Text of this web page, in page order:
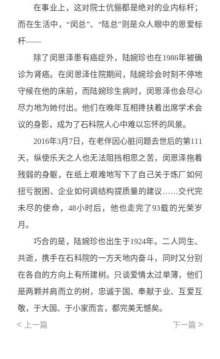
在事业上，这对院士伉俪都是绝对的业内标杆；
而在生活中，“闵总”、“陆总”则是众人眼中的恩爱标
杆——
除了闵恩泽患有癌症外，陆婉珍也在1986年被确
诊为肾癌。在闵恩泽住院期间，陆婉珍会时刻不停地
守候在他的床前，而陆婉珍生病时，闵恩泽也会尽心
尽力地为她付出。他们在晚年互相搀扶着出席学术会
议的身影，成为了石科院人心中难以忘怀的风景。
2016年3月7日，在老伴因心脏问题去世后的第111
天，纵使乐天之人也无法阻挡相思之苦，闵恩泽拖着
残弱的身躯，在纸上艰难地写下了自己关于炼厂如何
扭亏脱困、企业如何调结构提质量的建议……交代完
未尽的使命，48小时后，他也走完了93载的光荣岁
月。
巧合的是，陆婉珍也出生于1924年。二人同生、
共逝，携手在石科院的一方天地内奋斗，同时又分别
在各自的方向上有所建树。只谈爱情太过单薄，他们
是两颗并肩而立的树，忠诚于国、奉献于业、互爱互
敬，于大国、于小家而言，都完美无憾矣。
< 上一篇 下一篇 >